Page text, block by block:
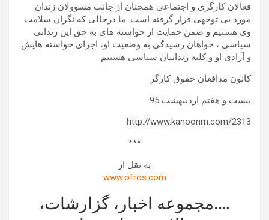
فعالان کارگری و اجتماعی همچنان از جانب مسوولان زندان
مورد بی توجهی قرار گرفته است. ما درحالی که نگران سلامت
وی هستیم و ضمن حمایت از خواسته های به حق این زندانی
سیاسی ، خواهان رسیدگی به وضعیت او، اجرای خواسته هایش
و آزادی او و کلیه زندانیان سیاسی هستیم.
کانون مدافعان حقوق کارگر
بیست و هفتم اردیبهشت 95
http://www.kanoonm.com/2313
***
به نقل از
www.ofros.com
….مجموعه اخبار، گزارشات،